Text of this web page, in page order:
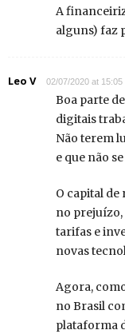
A
alguns) faz
Leo V 02/07/2020 at 15:05
Boa parte
digitais
Não terem
e que não
O capital
no
tarifas e
novas
Agora,
no Brasil
plataforma